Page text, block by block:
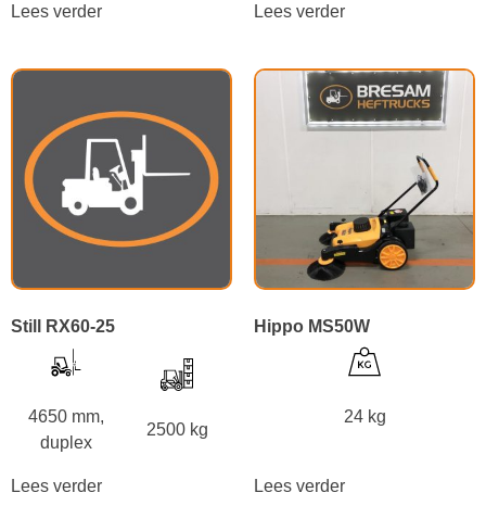
Lees verder Lees verder
Still RX60-25
4650 mm,
duplex
2500 kg
Lees verder
Hippo MS50W
24 kg
Lees verder